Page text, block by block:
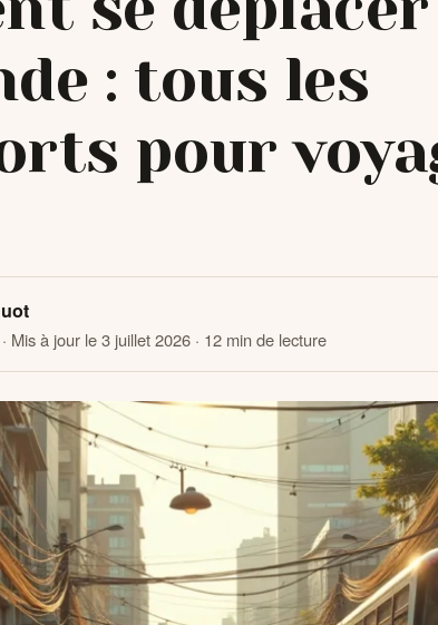
: tous les
pour
· Mis à jour le 3 juillet 2026 · 12 min de lecture